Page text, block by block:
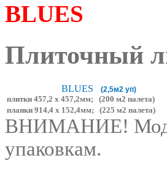
BLUES
Плиточный
BLUES (2,5м2 уп)
плитки 457,2 х 457,2мм; (200 м2 палета)
планки 914,4 х 152,4мм; (225 м2 палета)
ВНИМАНИЕ!
упаковкам.